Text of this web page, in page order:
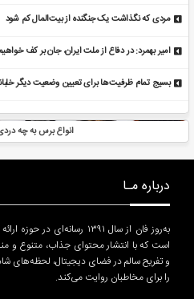
مردی که نگذاشت یک جنگنده از بیت‌المال کم شود
امیر بهمرد: در دفاع از ملت ایران، جان بر کف
بسیج تمام ظرفیت‌ها برای تعیین وضعیت دیگر خلبانان
انواع برس به چه
درباره مـا
به‌روز فان از سال ۱۳۹۱
است که با انتشار محتوای جذاب، متنوع و
و تفریح سالم در فضای دیجیتال، لحظه‌های
را برای مخاطبان روایت می‌کند.